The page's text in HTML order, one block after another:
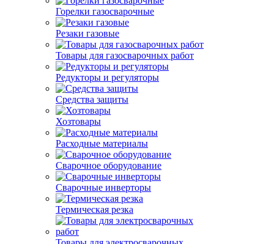
Горелки газосварочные
Резаки газовые
Товары для газосварочных работ
Редукторы и регуляторы
Средства защиты
Хозтовары
Расходные материалы
Сварочное оборудование
Сварочные инверторы
Термическая резка